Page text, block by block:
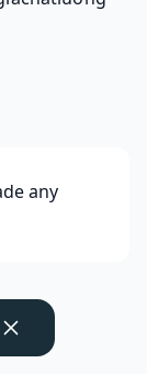
any